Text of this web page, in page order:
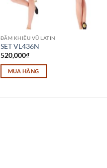
ĐẦM KHIÊU VŨ LATIN
SET VL436N
520,000₫
MUA HÀNG